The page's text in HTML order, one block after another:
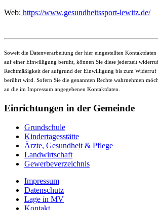
Web: https://www.gesundheitssport-lewitz.de/
Soweit die Datenverarbeitung der hier eingestellten
auf einer Einwilligung beruht, können Sie diese jederzeit
Rechtmäßigkeit der aufgrund der Einwilligung bis zum Widerruf
berührt wird. Sofern Sie die genannten Rechte wahrnehmen
an die im Impressum angegebenen Kontaktdaten.
Einrichtungen in der Gemeinde
Grundschule
Kindertagesstätte
Ärzte, Gesundheit & Pflege
Landwirtschaft
Gewerbeverzeichnis
Impressum
Datenschutz
Lage in MV